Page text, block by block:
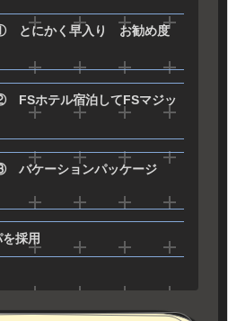
とにかく早入り お勧め度
FSホテル宿泊してFSマジッ
バケーションパッケージ
採用